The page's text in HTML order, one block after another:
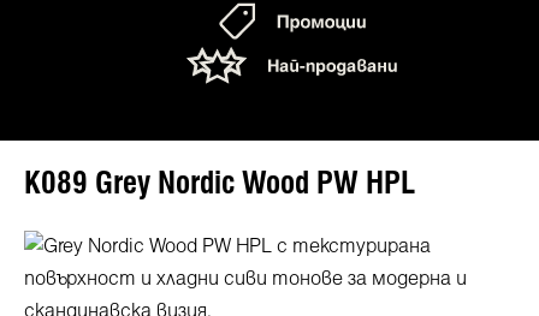
K089 Grey Nordic Wood PW HPL
Пропуснете галерия с изображения